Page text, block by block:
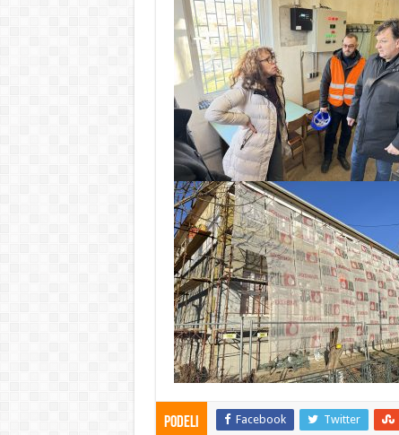
Podeli Facebook Twitter